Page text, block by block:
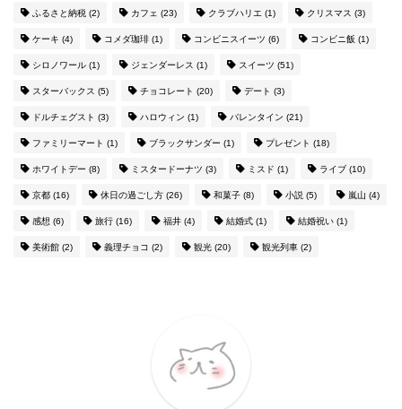
ふるさと納税 (2) カフェ (23) クラブハリエ (1) クリスマス (3)
ケーキ (4) コメダ珈琲 (1) コンビニスイーツ (6) コンビニ飯 (1)
シロノワール (1) ジェンダーレス (1) スイーツ (51)
スターバックス (5) チョコレート (20) デート (3)
ドルチェグスト (3) ハロウィン (1) バレンタイン (21)
ファミリーマート (1) ブラックサンダー (1) プレゼント (18)
ホワイトデー (8) ミスタードーナツ (3) ミスド (1) ライブ (10)
京都 (16) 休日の過ごし方 (26) 和菓子 (8) 小説 (5) 嵐山 (4)
感想 (6) 旅行 (16) 福井 (4) 結婚式 (1) 結婚祝い (1)
美術館 (2) 義理チョコ (2) 観光 (20) 観光列車 (2)